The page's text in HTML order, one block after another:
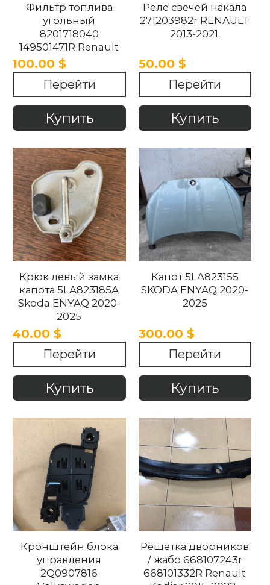
Фильтр топлива
угольный
8201718040
149501471R Renault
Arkana 2020 -2024
100.00 $
Перейти
Купить
Реле свечей накала
271203982r RENAULT
2013-2021.
50.00 $
Перейти
Купить
Крюк левый замка
капота 5LA823185A
Skoda ENYAQ 2020-
2025
40.00 $
Перейти
Купить
Капот 5LA823155
SKODA ENYAQ 2020-
2025
300.00 $
Перейти
Купить
Кронштейн блока
управления
2Q0907816
Решетка дворников
/ жабо 668107243r
668101332R Renault